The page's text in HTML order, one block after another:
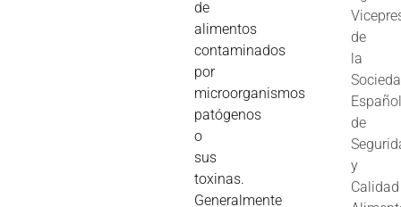
de
alimentos
contaminados
por
microorganismos
patógenos
o
sus
toxinas.
Generalmente
de
la
de
y
Calidad